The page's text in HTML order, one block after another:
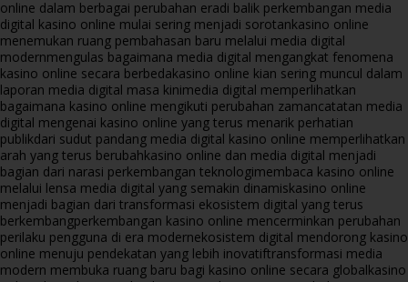
online dalam berbagai perubahan eradi balik perkembangan media
digital kasino online mulai sering menjadi sorotankasino online
menemukan ruang pembahasan baru melalui media digital
modernmengulas bagaimana media digital mengangkat fenomena
kasino online secara berbedakasino online kian sering muncul dalam
laporan media digital masa kinimedia digital memperlihatkan
bagaimana kasino online mengikuti perubahan zamancatatan media
digital mengenai kasino online yang terus menarik perhatian
publikdari sudut pandang media digital kasino online memperlihatkan
arah yang terus berubahkasino online dan media digital menjadi
bagian dari narasi perkembangan teknologimembaca kasino online
melalui lensa media digital yang semakin dinamiskasino online
menjadi bagian dari transformasi ekosistem digital yang terus
berkembangperkembangan kasino online mencerminkan perubahan
perilaku pengguna di era modernekosistem digital mendorong kasino
online menuju pendekatan yang lebih inovatiftransformasi media
modern membuka ruang baru bagi kasino online secara globalkasino